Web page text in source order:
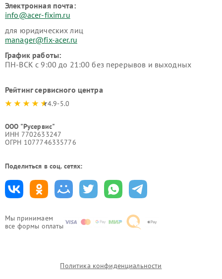
Мы принимаем
все формы оплаты
Электронная почта:
info@acer-fixim.ru
для юридических лиц
manager@fix-acer.ru
График работы:
ПН-ВСК с 9:00 до 21:00 без перерывов и выходных
Рейтинг сервисного центра
4.9-5.0
ООО "Русервис"
ИНН 7702633247
ОГРН 1077746335776
Поделиться в соц. сетях:
Политика конфиденциальности